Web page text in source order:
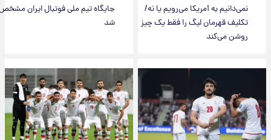
نمی‌دانیم به آمریکا می‌رویم یا نه/
تکلیف قهرمان لیگ را فقط یک چیز
روشن می‌کند
جایگاه تیم ملی فوتبال ایران مشخص
شد